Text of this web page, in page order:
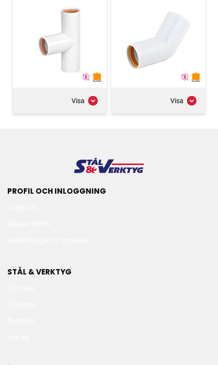
Visa Visa
PROFIL OCH INLOGGNING
STÅL & VERKTYG